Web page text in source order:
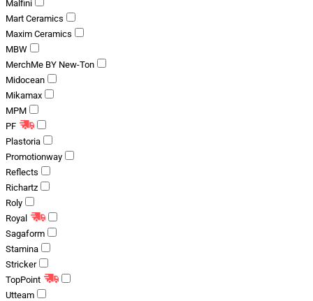
Malfini
Mart Ceramics
Maxim Ceramics
MBW
MerchMe BY New-Ton
Midocean
Mikamax
MPM
PF
Plastoria
Promotionway
Reflects
Richartz
Roly
Royal
Sagaform
Stamina
Stricker
TopPoint
Utteam